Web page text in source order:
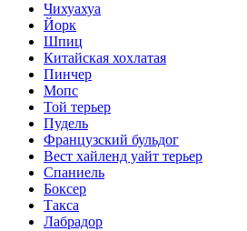
Чихуахуа
Йорк
Шпиц
Китайская хохлатая
Пинчер
Мопс
Той терьер
Пудель
Французский бульдог
Вест хайленд уайт терьер
Спаниель
Боксер
Такса
Лабрадор